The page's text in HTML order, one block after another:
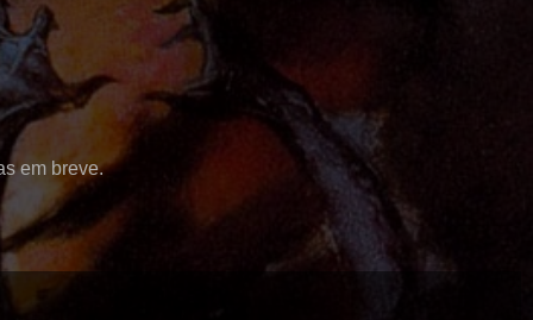
em breve.